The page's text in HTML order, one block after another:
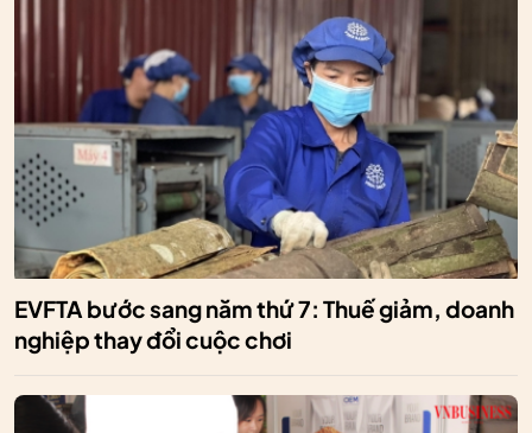
EVFTA bước sang năm thứ 7: Thuế giảm, doanh
nghiệp thay đổi cuộc chơi